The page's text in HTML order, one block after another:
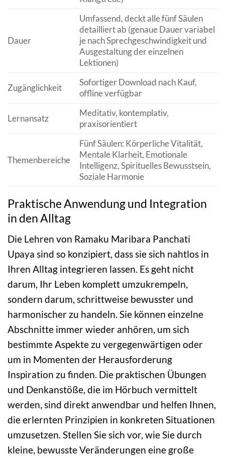
Dauer
Umfassend, deckt alle fünf Säulen
detailliert ab (genaue Dauer variabel
je nach Sprechgeschwindigkeit und
Ausgestaltung der einzelnen
Lektionen)
Zugänglichkeit
Sofortiger Download nach Kauf,
offline verfügbar
Lernansatz
Meditativ, kontemplativ,
praxisorientiert
Themenbereiche
Fünf Säulen: Körperliche Vitalität,
Mentale Klarheit, Emotionale
Intelligenz, Spirituelles Bewusstsein,
Soziale Harmonie
Praktische Anwendung und Integration
in den Alltag
Die Lehren von Ramaku Maribara Panchati
Upaya sind so konzipiert, dass sie sich nahtlos in
Ihren Alltag integrieren lassen. Es geht nicht
darum, Ihr Leben komplett umzukrempeln,
sondern darum, schrittweise bewusster und
harmonischer zu handeln. Sie können einzelne
Abschnitte immer wieder anhören, um sich
bestimmte Aspekte zu vergegenwärtigen oder
um in Momenten der Herausforderung
Inspiration zu finden. Die praktischen Übungen
und Denkanstöße, die im Hörbuch vermittelt
werden, sind direkt anwendbar und helfen Ihnen,
die erlernten Prinzipien in konkreten Situationen
umzusetzen. Stellen Sie sich vor, wie Sie durch
kleine, bewusste Veränderungen eine große